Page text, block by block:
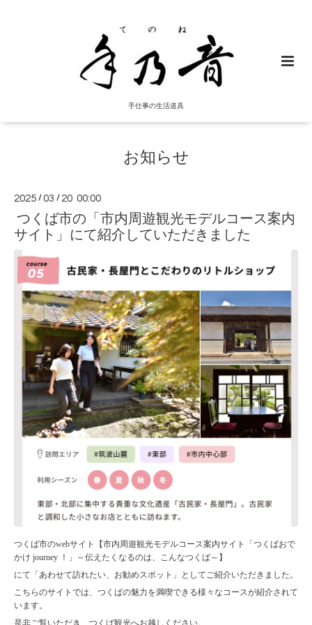
手仕事の生活道具
お知らせ
2025 /03 / 20 00:00
つくば市の「市内周遊観光モデルコース案内
サイト」にて紹介していただきました
つくば市のwebサイト【市内周遊観光モデルコース案内サイト「つくばおで
かけ journey ！」～伝えたくなるのは、こんなつくば～】
にて「あわせて訪れたい、お勧めスポット」としてご紹介いただきました。
こちらのサイトでは、つくばの魅力を満喫できる様々なコースが紹介されて
います。
是非ご覧いただき、つくば観光へお越しください。